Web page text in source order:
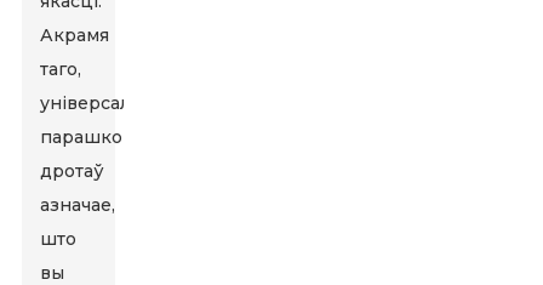
Акрамя
таго,
універсальнасць
парашковых
дротаў
азначае,
што
вы